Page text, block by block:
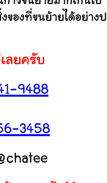
องที่ขนย้ายได้อย่า
ลยครับ
9488
3458